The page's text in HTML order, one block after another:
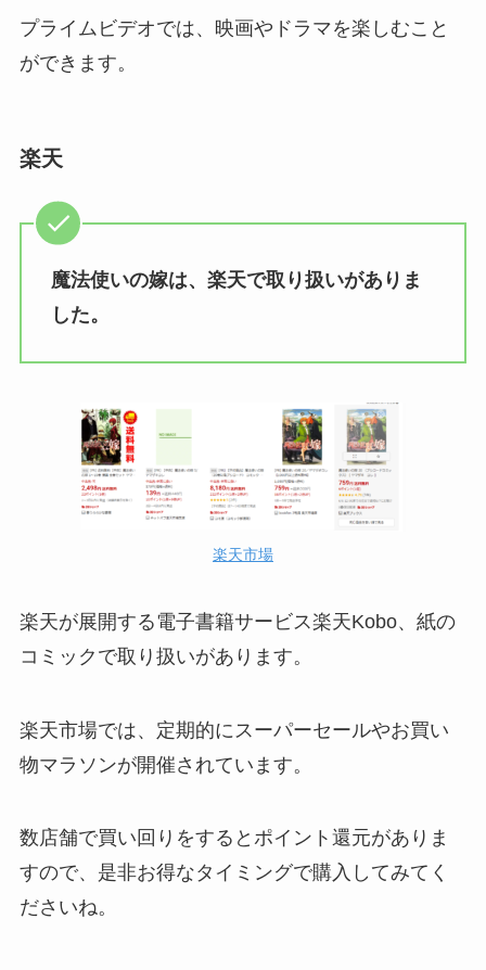
プライムビデオでは、映画やドラマを楽しむこと
ができます。
楽天
魔法使いの嫁は、楽天で取り扱いがありま
した。
楽天市場
楽天が展開する電子書籍サービス楽天Kobo、紙の
コミックで取り扱いがあります。
楽天市場では、定期的にスーパーセールやお買い
物マラソンが開催されています。
数店舗で買い回りをするとポイント還元がありま
すので、是非お得なタイミングで購入してみてく
ださいね。